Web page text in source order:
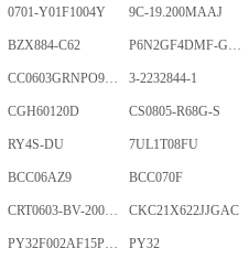
0701-Y01F1004Y 9C-19.200MAAJ
BZX884-C62 P6N2GF4DMF-GKT-2Gb
CC0603GRNPO9BN400 3-2232844-1
CGH60120D CS0805-R68G-S
RY4S-DU 7UL1T08FU
BCC06AZ9 BCC070F
CRT0603-BV-2001ELF CKC21X622JJGAC
PY32F002AF15P6TU PY32